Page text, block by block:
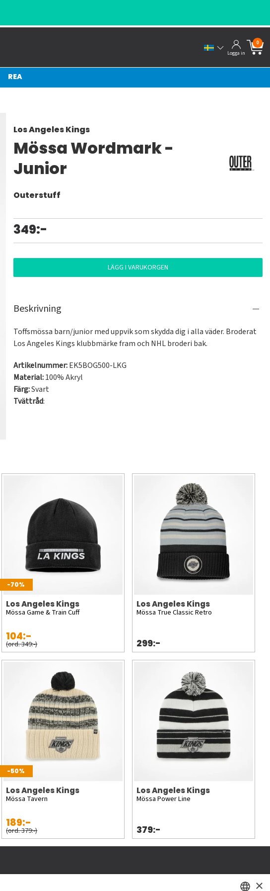
Logga in
0
REA
Los Angeles Kings
Mössa Wordmark -
Junior
Outerstuff
349:-
LÄGG I VARUKORGEN
Beskrivning
Toffsmössa barn/junior med uppvik som skydda dig i alla väder. Broderat
Los Angeles Kings klubbmärke fram och NHL broderi bak.
Artikelnummer:EK5BOG500-LKG
Material:100% Akryl
Färg:Svart
Tvättråd:
-70%
Los Angeles Kings
Mössa Game & Train Cuff
104:-
(ord. 349:-)
Los Angeles Kings
Mössa True Classic Retro
299:-
-50%
Los Angeles Kings
Mössa Tavern
189:-
(ord. 379:-)
Los Angeles Kings
Mössa Power Line
379:-
×